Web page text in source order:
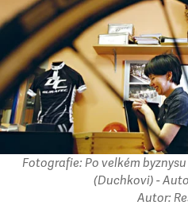
Fotografie: Po velkém
(Duchkovi) -
Autor: